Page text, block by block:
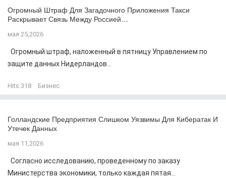
Огромный Штраф Для Загадочного Приложения Такси
Раскрывает Связь Между Россией…
мая 25,2026
Огромный штраф, наложенный в пятницу Управлением по
защите данных Нидерландов...
Hits:318 Бизнес
Голландские Предприятия Слишком Уязвимы Для Кибератак И
Утечек Данных
мая 11,2026
Согласно исследованию, проведенному по заказу
Министерства экономики, только каждая пятая...